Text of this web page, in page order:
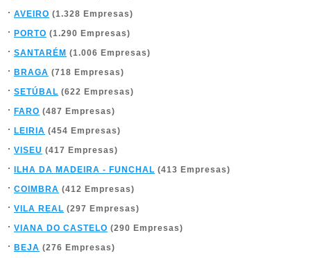
AVEIRO (1.328 Empresas)
PORTO (1.290 Empresas)
SANTARÉM (1.006 Empresas)
BRAGA (718 Empresas)
SETÚBAL (622 Empresas)
FARO (487 Empresas)
LEIRIA (454 Empresas)
VISEU (417 Empresas)
ILHA DA MADEIRA - FUNCHAL (413 Empresas)
COIMBRA (412 Empresas)
VILA REAL (297 Empresas)
VIANA DO CASTELO (290 Empresas)
BEJA (276 Empresas)